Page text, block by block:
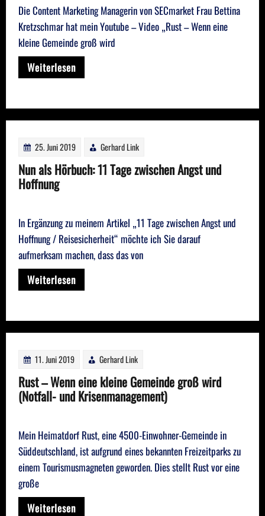
Die Content Marketing Managerin von SECmarket Frau Bettina
Kretzschmar hat mein Youtube – Video „Rust – Wenn eine
kleine Gemeinde groß wird
Weiterlesen
25. Juni 2019 Gerhard Link
Nun als Hörbuch: 11 Tage zwischen Angst und
Hoffnung
In Ergänzung zu meinem Artikel „11 Tage zwischen Angst und
Hoffnung / Reisesicherheit“ möchte ich Sie darauf
aufmerksam machen, dass das von
Weiterlesen
11. Juni 2019 Gerhard Link
Rust – Wenn eine kleine Gemeinde groß wird
(Notfall- und Krisenmanagement)
Mein Heimatdorf Rust, eine 4500-Einwohner-Gemeinde in
Süddeutschland, ist aufgrund eines bekannten Freizeitparks zu
einem Tourismusmagneten geworden. Dies stellt Rust vor eine
große
Weiterlesen